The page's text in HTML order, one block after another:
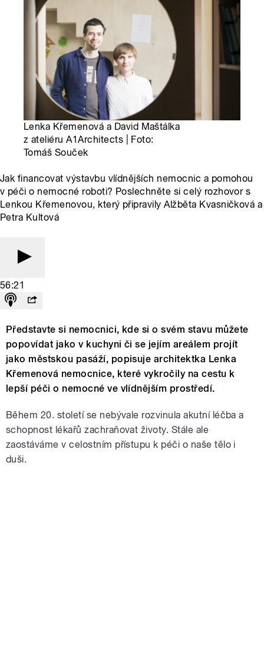
Lenka Křemenová a David Maštálka
z ateliéru A1Architects | Foto:
Tomáš Souček
Jak financovat výstavbu vlídnějších nemocnic a pomohou
v péči o nemocné roboti? Poslechněte si celý rozhovor s
Lenkou Křemenovou, který připravily Alžběta Kvasničková a
Petra Kultová
56:21
Představte si nemocnici, kde si o svém stavu můžete
popovídat jako v kuchyni či se jejím areálem projít
jako městskou pasáží, popisuje architektka Lenka
Křemenová nemocnice, které vykročily na cestu k
lepší péči o nemocné ve vlídnějším prostředí.
Během 20. století se nebývale rozvinula akutní léčba a
schopnost lékařů zachraňovat životy. Stále ale
zaostáváme v celostním přístupu k péči o naše tělo i
duši.